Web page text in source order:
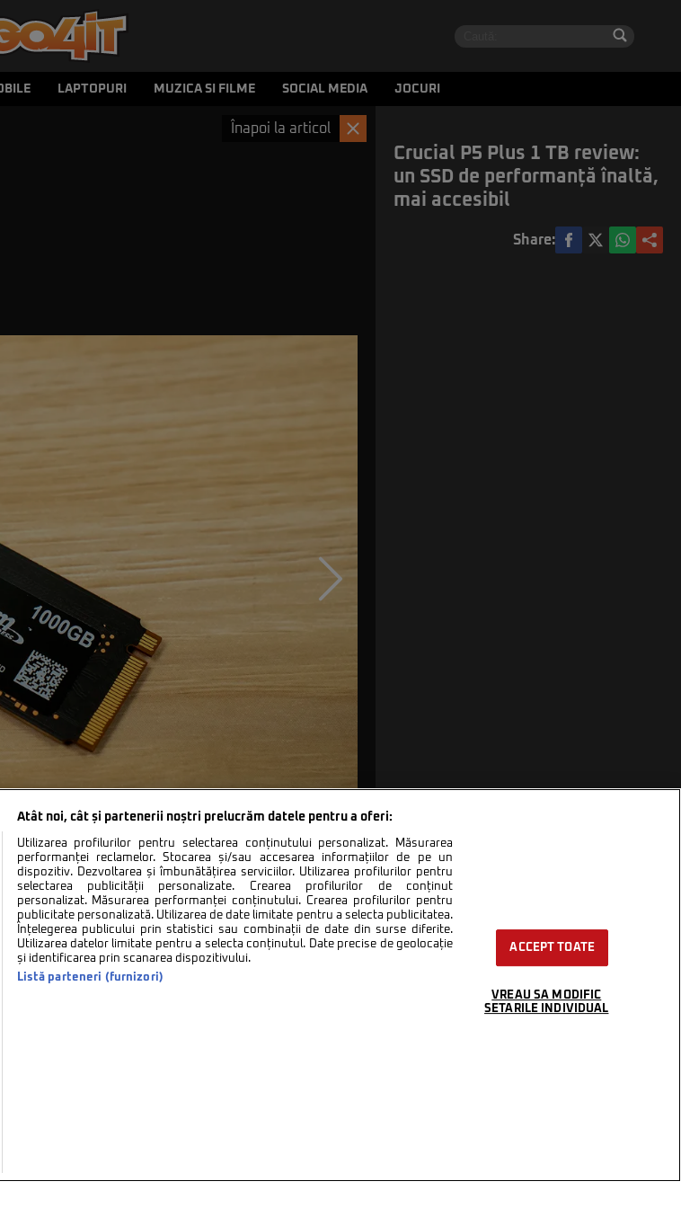
LAPTOPURI MUZICA SI FILME SOCIAL MEDIA JOCURI
Înapoi la articol
Crucial P5 Plus 1 TB review:
un SSD de performanță înaltă,
mai accesibil
Share:
cookies
Atât noi, cât și partenerii noștri prelucrăm datele pentru a oferi:
Utilizarea profilurilor pentru selectarea conținutului personalizat. Măsurarea
performanței reclamelor. Stocarea și/sau accesarea informațiilor de pe un
dispozitiv. Dezvoltarea și îmbunătățirea serviciilor. Utilizarea profilurilor pentru
selectarea publicității personalizate. Crearea profilurilor de conținut
personalizat. Măsurarea performanței conținutului. Crearea profilurilor pentru
publicitate personalizată. Utilizarea de date limitate pentru a selecta publicitatea.
Înțelegerea publicului prin statistici sau combinații de date din surse diferite.
Utilizarea datelor limitate pentru a selecta conținutul. Date precise de geolocație
și identificarea prin scanarea dispozitivului.
Listă parteneri (furnizori)
ACCEPT TOATE
VREAU SA MODIFIC
SETARILE INDIVIDUAL